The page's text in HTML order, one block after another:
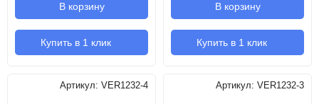
В корзину
Купить в 1 клик
В корзину
Купить в 1 клик
Артикул: VER1232-4 Артикул: VER1232-3